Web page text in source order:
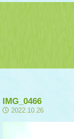
IMG_0466
2022.10.26